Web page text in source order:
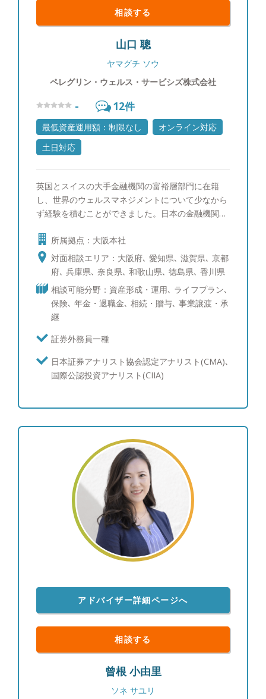
が増え、プライベートな時間も多く取れるので、こ
れから英会話など30代の習い事に挑戦しようと考え
相談する
山口 聰
ヤマグチ ソウ
ペレグリン・ウェルス・サービシズ株式会社
- 12件
最低資産運用額：制限なし
オンライン対応
土日対応
英国とスイスの大手金融機関の富裕層部門に在籍
し、世界のウェルスマネジメントについて少なから
ず経験を積むことができました。日本の金融機関の
産全体のバランスや配分の管理に注力し、お客様と
の長期的な信頼関係を前提とするスタイルを学ぶこ
とができたことは大きな財産です。また、2010年
日本証券アナリスト協会検定会員資格、2011年に
は国際公認投資アナリスト資格を取得し、理論と経
験に基づいた運用担当者目線でご相談をお受けする
ことができます。商品は資産運用を行う手段であ
り、無駄を排して低コストで分かりやすい最低限の
期待するシンプルで効率的な資産運用だと自身の経
験上でも確信しています。当社としても他社にはな
みて情報公開しており、本当の意味でお客様に寄り
非お任せください。 ●会社設立経緯：「金融機関は
サービス業であるべき」 会社設立へ私を駆り立て
たひとつの信念です。 これまでの経験から、私
は、お客様の資産運用をサポートするこの仕事は、
紛れもなくサービス業だと考えるようになりまし
た。命の次に大切な資産をどのように育て、守り、
そして未来へ引き継いでいくか、という問いに対し
て真摯に応えていかなければならない仕事であり、
お客様の想いを受けてお客様と長きに渡り共に歩ん
関係、それはお客様のお考え・ご意向からサービス
への期待に至るまでをしっかり把握した上で、どれ
だけお客様と心を通わせてお話しできるかの積み重
ねに懸かっています。 そして私はこの信念を形に
する会社を立ち上げました。 代表取締役 山口 聰
所属拠点：大阪本社
対面相談エリア：大阪府､ 愛知県､ 滋賀県､ 京都
府､ 兵庫県､ 奈良県､ 和歌山県､ 徳島県､ 香川県
相談可能分野：資産形成・運用､ ライフプラン､
保険､ 年金・退職金､ 相続・贈与､ 事業譲渡・承
継
証券外務員一種
日本証券アナリスト協会認定アナリスト(CMA)､
国際公認投資アナリスト(CIIA)
アドバイザー詳細ページへ
相談する
曾根 小由里
ソネ サユリ